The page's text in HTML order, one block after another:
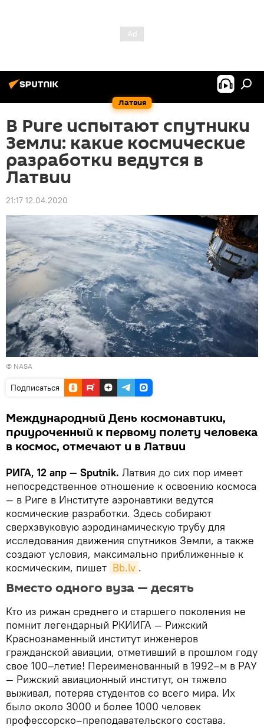
Латвия
В Риге испытают спутники
Земли: какие космические
разработки ведутся в
Латвии
21:17 12.04.2020
© NASA
Подписаться
Международный День космонавтики,
приуроченный к первому полету человека
в космос, отмечают и в Латвии
РИГА, 12 апр — Sputnik. Латвия до сих пор имеет
непосредственное отношение к освоению космоса
— в Риге в Институте аэронавтики ведутся
космические разработки. Здесь собирают
сверхзвуковую аэродинамическую трубу для
исследования движения спутников Земли, а также
создают условия, максимально приближенные к
космическим, пишет Bb.lv .
Вместо одного вуза — десять
Кто из рижан среднего и старшего поколения не
помнит легендарный РКИИГА — Рижский
Краснознаменный институт инженеров
гражданской авиации, отметивший в прошлом году
свое 100–летие! Переименованный в 1992–м в РАУ
— Рижский авиационный институт, он тяжело
выживал, потеряв студентов со всего мира. Их
было около 3000 и более 1000 человек
профессорско–преподавательского состава.